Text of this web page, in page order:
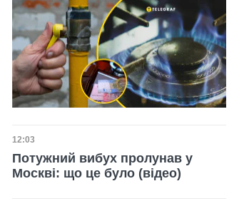
Дата публікації
12:03
Потужний вибух пролунав у
Москві: що це було (відео)